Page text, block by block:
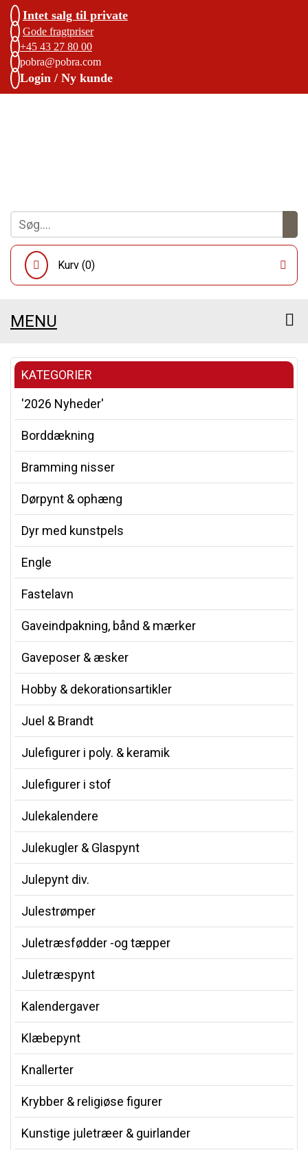
Intet salg til private
Gode fragtpriser
+45 43 27 80 00
pobra@pobra.com
Login / Ny kunde
Kurv (0)
MENU
KATEGORIER
'2026 Nyheder'
Borddækning
Bramming nisser
Dørpynt & ophæng
Dyr med kunstpels
Engle
Fastelavn
Gaveindpakning, bånd & mærker
Gaveposer & æsker
Hobby & dekorationsartikler
Juel & Brandt
Julefigurer i poly. & keramik
Julefigurer i stof
Julekalendere
Julekugler & Glaspynt
Julepynt div.
Julestrømper
Juletræsfødder -og tæpper
Juletræspynt
Kalendergaver
Klæbepynt
Knallerter
Krybber & religiøse figurer
Kunstige juletræer & guirlander